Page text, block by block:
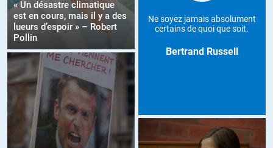
« Un désastre climatique
est en cours, mais il y a des
lueurs d’espoir » – Robert
Pollin
Ne soyez jamais absolument
certains de quoi que soit.
Bertrand Russell